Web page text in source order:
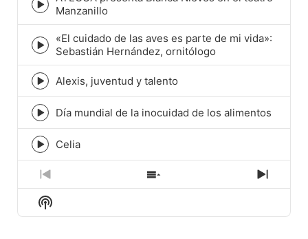
Episode
play
icon
Manzanillo
Episode
play
icon
«El cuidado de las aves es parte de mi vida»:
Sebastián Hernández, ornitólogo
Episode
play
icon
Alexis, juventud y talento
Episode
play
icon
Día mundial de la inocuidad de los alimentos
Episode
play
icon
Celia
Previous
Episode
Show
Episodes
Next
Show
Podcast